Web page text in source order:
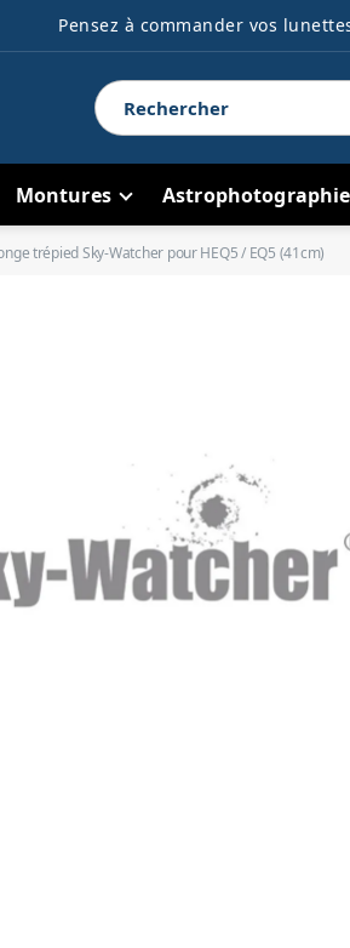
Pensez à commander vos
Montures Astrophotographie
trépied Sky-Watcher pour HEQ5 / EQ5 (41cm)